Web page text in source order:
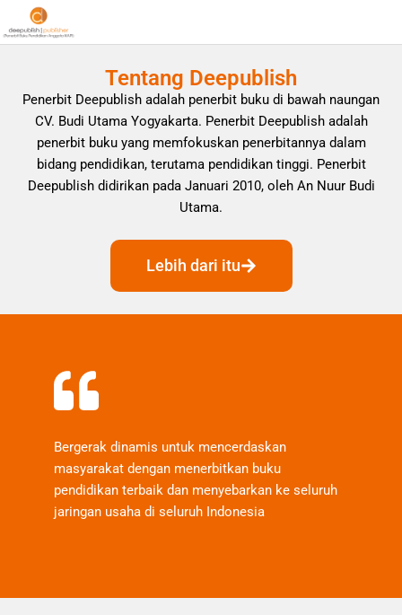
Tentang Deepublish
Penerbit Deepublish adalah penerbit buku di bawah naungan
CV. Budi Utama Yogyakarta. Penerbit Deepublish adalah
penerbit buku yang memfokuskan penerbitannya dalam
bidang pendidikan, terutama pendidikan tinggi. Penerbit
Deepublish didirikan pada Januari 2010, oleh An Nuur Budi
Utama.
Lebih dari itu
Bergerak dinamis untuk mencerdaskan
masyarakat dengan menerbitkan buku
pendidikan terbaik dan menyebarkan ke seluruh
jaringan usaha di seluruh Indonesia